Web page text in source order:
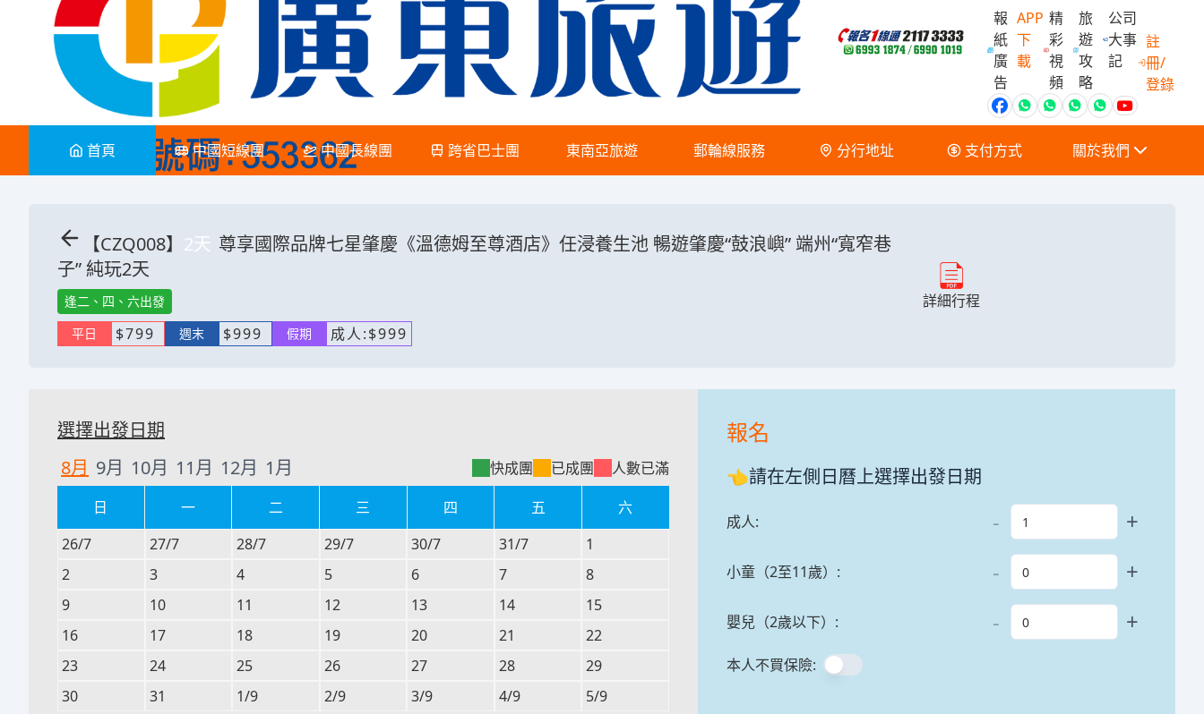
報
紙
廣
告
APP
下
載
精
彩
視
頻
旅
遊
攻
略
公司
大事
記
會員獨家
註
冊/
登錄
首頁 中國短線團 中國長線團 跨省巴士團 東南亞旅遊 郵輪線服務 分行地址 支付方式 關於我們
【CZQ008】 2天 尊享國際品牌七星肇慶《溫德姆至尊酒店》任浸養生池 暢遊肇慶“鼓浪嶼” 端州“寬窄巷
子” 純玩2天
逢二、四、六出發
平日
$799 週末 $999 假期 成人:$999
詳細行程
選擇出發日期
8月 9月 10月 11月 12月 1月 快成團 已成團
人數已滿
日
一 二 三 四 五
六
26/7
27/7 28/7 29/7 30/7 31/7
1
2
3 4 5 6 7
8
9
10 11 12 13 14
15
16
17 18 19 20 21
22
23
24 25 26 27 28
29
30
31 1/9 2/9 3/9 4/9 5/9
報名
👈請在左側日曆上選擇出發日期
成人: - +
小童（2至11歲） : - +
嬰兒（2歲以下） : - +
本人不買保險: